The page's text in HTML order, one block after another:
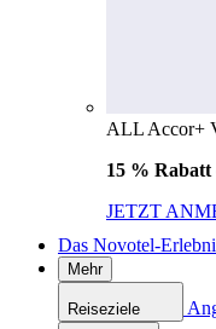
ALL Accor+
15 % Rabatt
JETZT
Das Novotel-
Mehr
Reiseziele